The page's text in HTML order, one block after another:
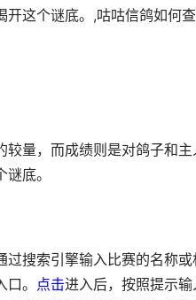
这个谜底。,咕咕信鸽如何
量，而成绩则是对鸽子和
底。
搜索引擎输入比赛的名称
。
点击进入后，按照提示输